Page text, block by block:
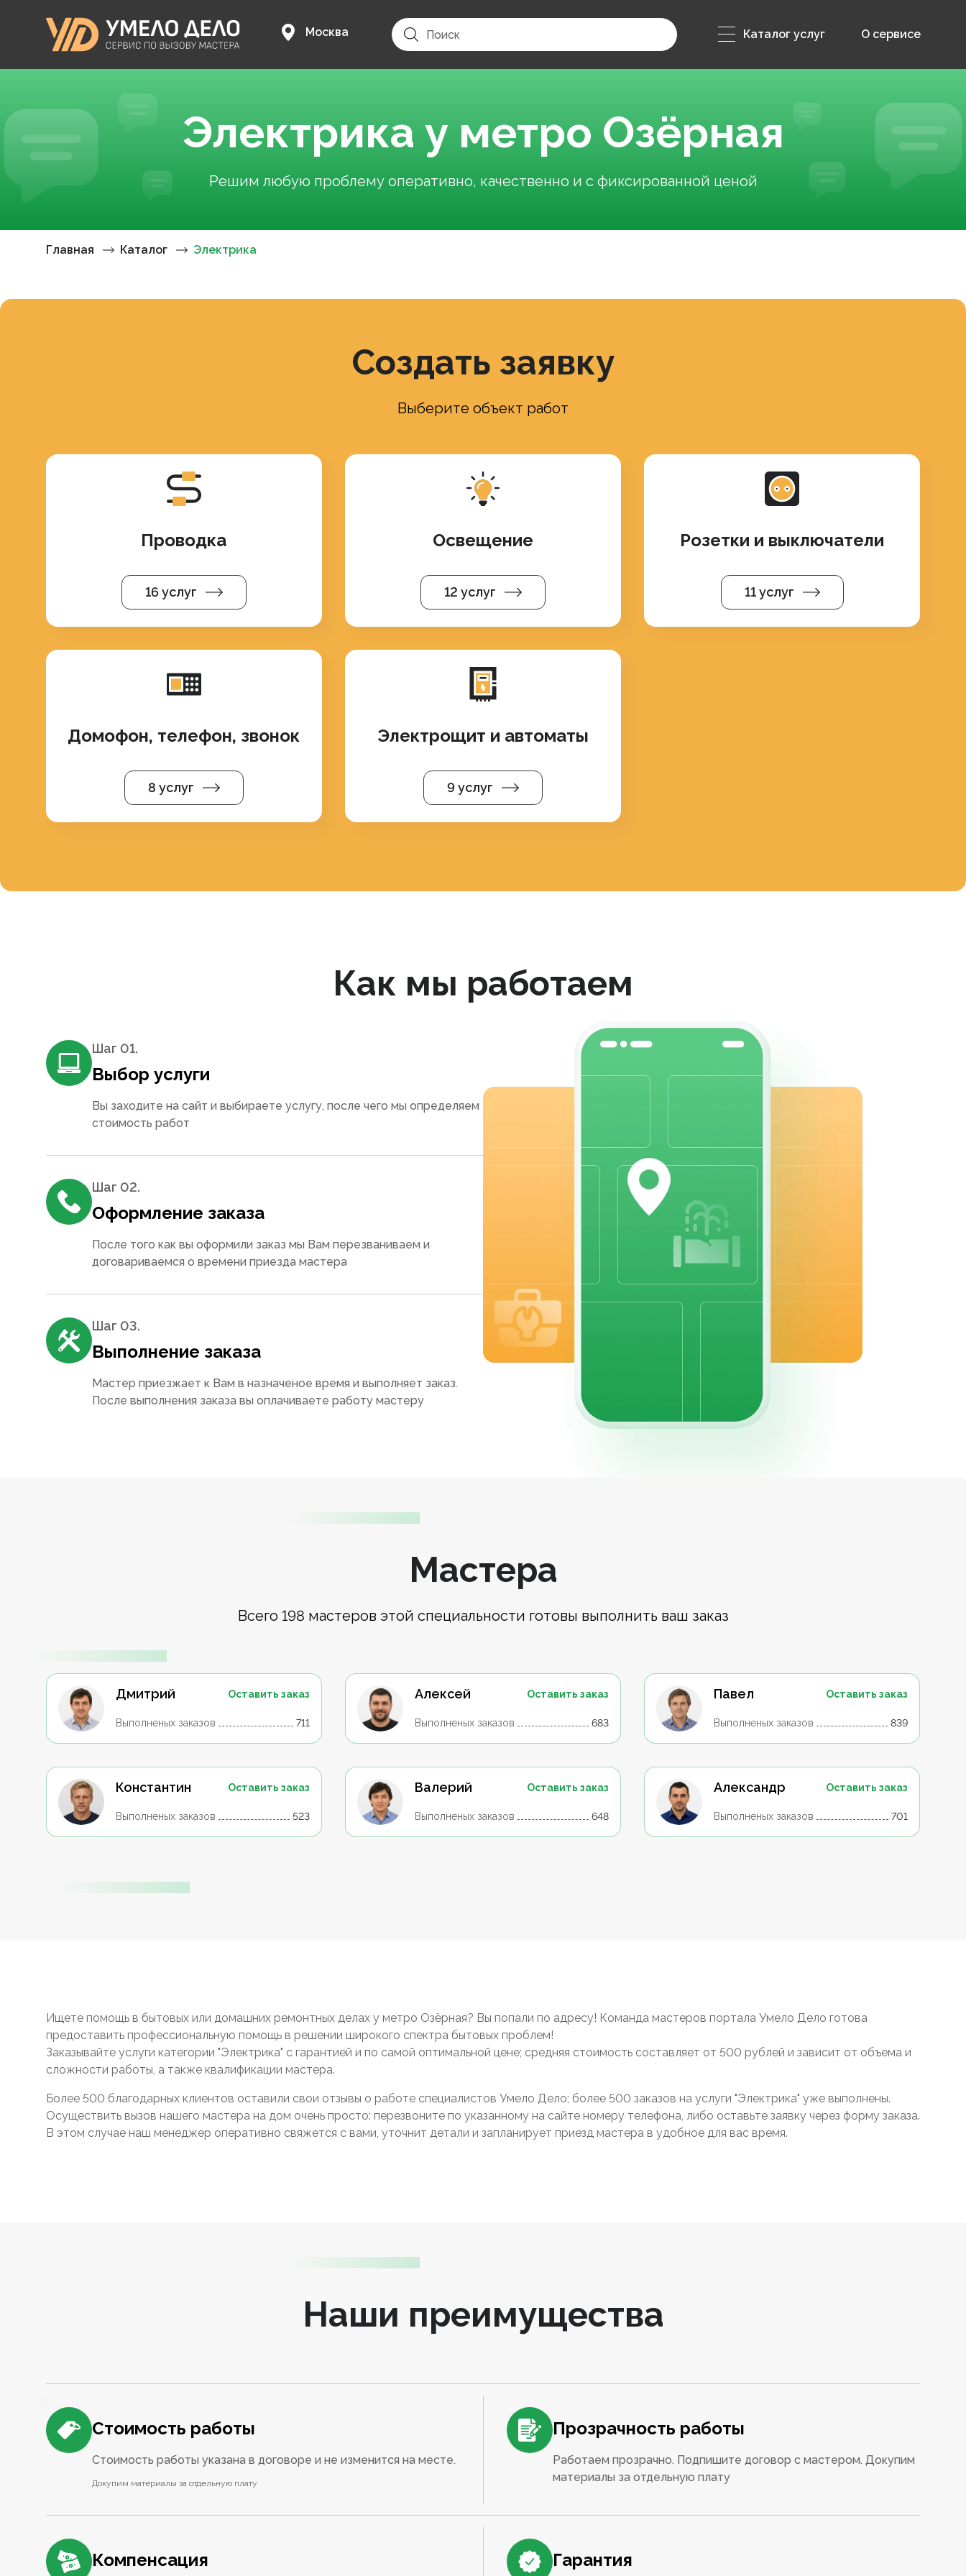
Москва Каталог услуг О сервисе
Электрика у метро Озёрная
Решим любую проблему оперативно, качественно и с фиксированной ценой
Главная Каталог Электрика
Создать заявку
Выберите объект работ
Проводка
16 услуг
Освещение
12 услуг
Розетки и выключатели
11 услуг
Домофон, телефон, звонок
8 услуг
Электрощит и автоматы
9 услуг
Как мы работаем
Шаг 01.
Выбор услуги
Вы заходите на сайт и выбираете услугу, после чего мы определяем
стоимость работ
Шаг 02.
Оформление заказа
После того как вы оформили заказ мы Вам перезваниваем и
договариваемся о времени приезда мастера
Шаг 03.
Выполнение заказа
Мастер приезжает к Вам в назначеное время и выполняет заказ.
После выполнения заказа вы оплачиваете работу мастеру
Мастера
Всего 198 мастеров этой специальности готовы выполнить ваш заказ
Дмитрий Оставить заказ
Выполненых заказов 711
Алексей Оставить заказ
Выполненых заказов 683
Павел Оставить заказ
Выполненых заказов 839
Константин Оставить заказ
Выполненых заказов 523
Валерий Оставить заказ
Выполненых заказов 648
Александр Оставить заказ
Выполненых заказов 701
Ищете помощь в бытовых или домашних ремонтных делах у метро Озёрная? Вы попали по адресу! Команда мастеров портала Умело Дело готова
предоставить профессиональную помощь в решении широкого спектра бытовых проблем!
Заказывайте услуги категории "Электрика" с гарантией и по самой оптимальной цене; средняя стоимость составляет от 500 рублей и зависит от объема и
сложности работы, а также квалификации мастера.
Более 500 благодарных клиентов оставили свои отзывы о работе специалистов Умело Дело; более 500 заказов на услуги "Электрика" уже выполнены.
Осуществить вызов нашего мастера на дом очень просто: перезвоните по указанному на сайте номеру телефона, либо оставьте заявку через форму заказа.
В этом случае наш менеджер оперативно свяжется с вами, уточнит детали и запланирует приезд мастера в удобное для вас время.
Наши преимущества
Стоимость работы
Стоимость работы указана в договоре и не изменится на месте.
Докупим материалы за отдельную плату
Прозрачность работы
Работаем прозрачно. Подпишите договор с мастером. Докупим
материалы за отдельную плату
Компенсация Гарантия